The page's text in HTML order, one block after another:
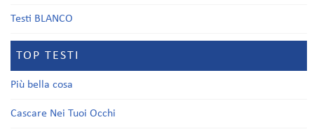
Testi BLANCO
TOP TESTI
Più bella cosa
Cascare Nei Tuoi Occhi